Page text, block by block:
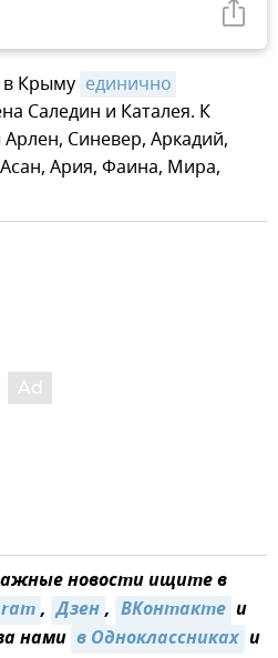
в Крыму единично
Саледин и Каталея. К
Синевер, Аркадий,
Ария, Фаина, Мира,
новости ищите в
, Дзен, ВКонтакте и
нами в Одноклассниках и